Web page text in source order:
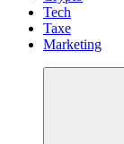
Tech
Taxe
Marketing